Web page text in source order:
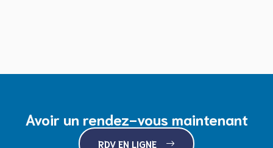
Avoir un rendez-vous maintenant
RDV EN LIGNE